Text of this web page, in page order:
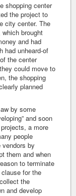
shopping center
the project to
city center. The
which brought
and had
had unheard-of
the center
could move to
the shopping
planned
by some
and soon
a more
people
by
them and when
to terminate
for the
the
and develop